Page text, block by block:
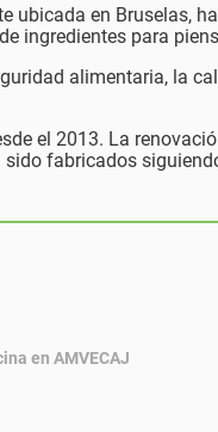
ubicada en Bruselas,
ingredientes para
alimentaria, la
el 2013. La
sido fabricados
en AMVECAJ